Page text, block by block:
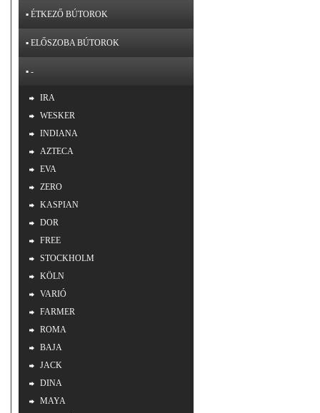
▪ ÉTKEZŐ BÚTOROK
▪ ELŐSZOBA BÚTOROK
▪ -
IRA
WESKER
INDIANA
AZTECA
EVA
ZERO
KASPIAN
DOR
FREE
STOCKHOLM
KÖLN
VARIÓ
FARMER
ROMA
BAJA
JACK
DINA
MAYA